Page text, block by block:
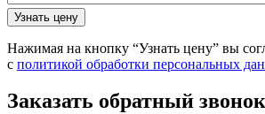
Нажимая на кнопку “Узнать цену” вы
с политикой обработки персональных
Заказать обратный звонок